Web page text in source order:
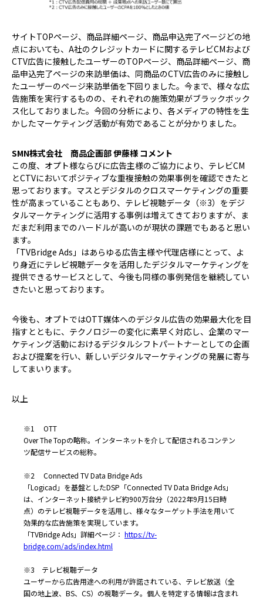
サイトTOPページ、商品詳細ページ、商品申込完了ページどの地
点においても、A社のクレジットカードに関するテレビCMおよび
CTV広告に接触したユーザーのTOPページ、商品詳細ページ、商
品申込完了ページの来訪単価は、同商品のCTV広告のみに接触し
たユーザーのページ来訪単価を下回りました。今まで、様々な広
告施策を実行するものの、それぞれの施策効果がブラックボック
ス化しておりました。今回の分析により、各メディアの特性を生
かしたマーケティング活動が有効であることが分かりました。
SMN株式会社 商品企画部 伊藤様 コメント
この度、オプト様ならびに広告主様のご協力により、テレビCM
とCTVにおいてポジティブな重複接触の効果事例を確認できたと
思っております。マスとデジタルのクロスマーケティングの重要
性が高まっていることもあり、テレビ視聴データ（※3）をデジ
タルマーケティングに活用する事例は増えてきておりますが、ま
だまだ利用までのハードルが高いのが現状の課題でもあると思い
ます。
「TVBridge Ads」はあらゆる広告主様や代理店様にとって、よ
り身近にテレビ視聴データを活用したデジタルマーケティングを
提供できるサービスとして、今後も同様の事例発信を継続してい
きたいと思っております。
今後も、オプトではOTT媒体へのデジタル広告の効果最大化を目
指すとともに、テクノロジーの変化に素早く対応し、企業のマー
ケティング活動におけるデジタルシフトパートナーとしての企画
および提案を行い、新しいデジタルマーケティングの発展に寄与
してまいります。
以上
※1 OTT
Over The Topの略称。インターネットを介して配信されるコンテン
ツ配信サービスの総称。
※2 Connected TV Data Bridge Ads
「Logicad」を基盤としたDSP「Connected TV Data Bridge Ads」
は、インターネット接続テレビ約900万台分（2022年9月15日時
点）のテレビ視聴データを活用し、様々なターゲット手法を用いて
効果的な広告施策を実現しています。
「TVBridge Ads」詳細ページ： https://tv-
bridge.com/ads/index.html
※3 テレビ視聴データ
ユーザーから広告用途への利用が許諾されている、テレビ放送（全
国の地上波、BS、CS）の視聴データ。個人を特定する情報は含まれ